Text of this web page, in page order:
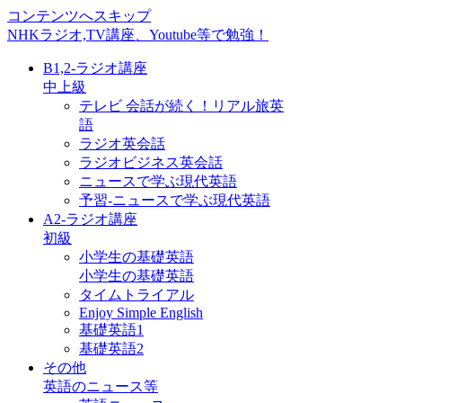
コンテンツへスキップ
NHKラジオ,TV講座、Youtube等で勉強！
B1,2-ラジオ講座
中上級
テレビ 会話が続く！リアル旅英
語
ラジオ英会話
ラジオビジネス英会話
ニュースで学ぶ現代英語
予習-ニュースで学ぶ現代英語
A2-ラジオ講座
初級
小学生の基礎英語
小学生の基礎英語
タイムトライアル
Enjoy Simple English
基礎英語1
基礎英語2
その他
英語のニュース等